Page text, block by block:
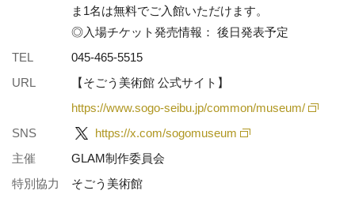
ま1名は無料でご入館いただけます。
◎入場チケット発売情報： 後日発表予定
TEL
045-465-5515
URL
【そごう美術館 公式サイト】
https://www.sogo-seibu.jp/common/museum/
SNS
https://x.com/sogomuseum
主催
GLAM制作委員会
特別協力
そごう美術館